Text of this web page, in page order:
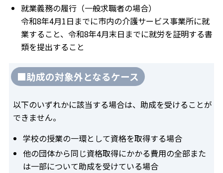
就業義務の履行（一般求職者の場合）
令和8年4月1日までに市内の介護サービス事業所に就
業すること、令和8年4月末日までに就労を証明する書
類を提出すること
■助成の対象外となるケース
以下のいずれかに該当する場合は、助成を受けることが
できません。
学校の授業の一環として資格を取得する場合
他の団体から同じ資格取得にかかる費用の全部また
は一部について助成を受けている場合